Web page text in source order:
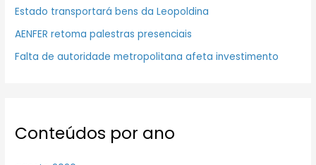
Estado transportará bens da Leopoldina
AENFER retoma palestras presenciais
Falta de autoridade metropolitana afeta investimento
Conteúdos por ano